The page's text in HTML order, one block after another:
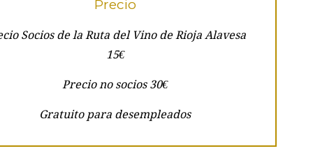
Precio
Socios de la Ruta del Vino de Rioja Alavesa
15€
Precio no socios 30€
Gratuito para desempleados